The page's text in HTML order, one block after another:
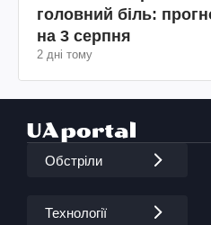
головний біль:
на 3 серпня
2 дні тому
Обстріли
Технології